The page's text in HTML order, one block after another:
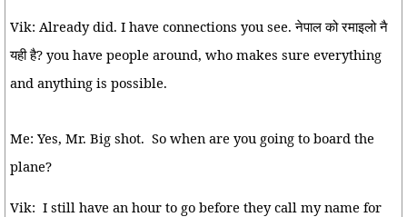
Vik: Already did. I have connections you see. नेपाल को रमाइलो नै
यही है? you have people around, who makes sure everything
and anything is possible.
Me: Yes, Mr. Big shot. So when are you going to board the
plane?
Vik: I still have an hour to go before they call my name for